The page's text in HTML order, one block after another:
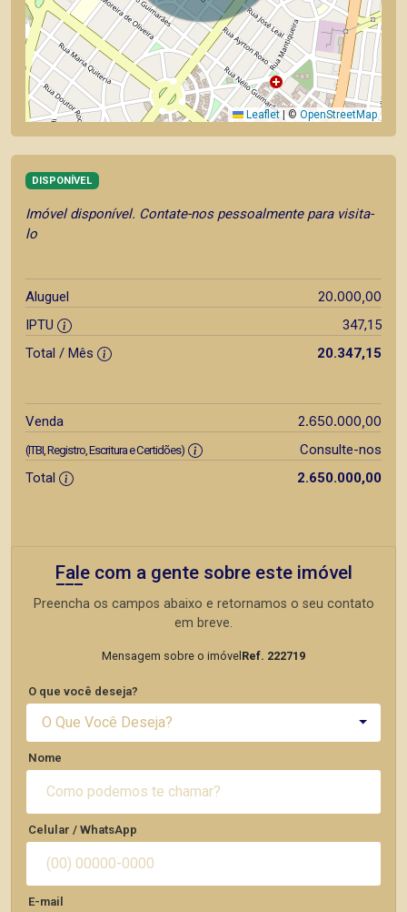
Leaflet | © OpenStreetMap
DISPONÍVEL
Imóvel disponível. Contate-nos pessoalmente para visita-
lo
Aluguel 20.000,00
IPTU
347,15
Total / Mês
20.347,15
Venda 2.650.000,00
(ITBI, Registro, Escritura e Certidões)
Consulte-nos
Total
2.650.000,00
Fale com a gente sobre este imóvel
Preencha os campos abaixo e retornamos o seu contato
em breve.
Mensagem sobre o imóvelRef. 222719
O que você deseja?
O Que Você Deseja?
Nome
Celular / WhatsApp
E-mail